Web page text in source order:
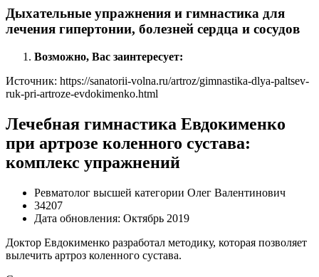
Дыхательные упражнения и гимнастика для
лечения гипертонии, болезней сердца и сосудов
Возможно, Вас заинтересует:
Источник: https://sanatorii-volna.ru/artroz/gimnastika-dlya-paltsev-
ruk-pri-artroze-evdokimenko.html
Лечебная гимнастика Евдокименко
при артрозе коленного сустава:
комплекс упражнений
Ревматолог высшей категории Олег Валентинович
34207
Дата обновления: Октябрь 2019
Доктор Евдокименко разработал методику, которая позволяет
вылечить артроз коленного сустава.